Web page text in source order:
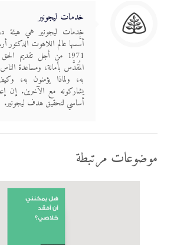
خدمات ليجونير
خدمات ليجونير هي هيئة
أسَّسها عالم اللاهوت
1971 من أجل تقديم
المُقدَّس بأمانة، ومساعدة
به، ولماذا يؤمنون به،
يشاركونه مع الآخرين. إن
أساسي لتحقيق هدف ليجونير.
موضوعات مرتبطة